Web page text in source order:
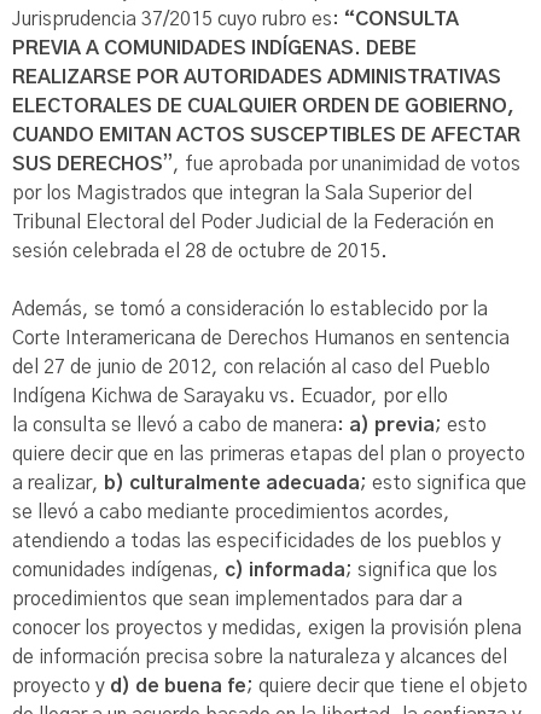
Jurisprudencia 37/2015 cuyo rubro es: “CONSULTA
PREVIA A COMUNIDADES INDÍGENAS. DEBE
REALIZARSE POR AUTORIDADES ADMINISTRATIVAS
ELECTORALES DE CUALQUIER ORDEN DE GOBIERNO,
CUANDO EMITAN ACTOS SUSCEPTIBLES DE AFECTAR
SUS DERECHOS”, fue aprobada por unanimidad de votos
por los Magistrados que integran la Sala Superior del
Tribunal Electoral del Poder Judicial de la Federación en
sesión celebrada el 28 de octubre de 2015.
Además, se tomó a consideración lo establecido por la
Corte Interamericana de Derechos Humanos en sentencia
del 27 de junio de 2012, con relación al caso del Pueblo
Indígena Kichwa de Sarayaku vs. Ecuador, por ello
la consulta se llevó a cabo de manera: a) previa; esto
quiere decir que en las primeras etapas del plan o proyecto
a realizar, b) culturalmente adecuada; esto significa que
se llevó a cabo mediante procedimientos acordes,
atendiendo a todas las especificidades de los pueblos y
comunidades indígenas, c) informada; significa que los
procedimientos que sean implementados para dar a
conocer los proyectos y medidas, exigen la provisión plena
de información precisa sobre la naturaleza y alcances del
proyecto y d) de buena fe; quiere decir que tiene el objeto